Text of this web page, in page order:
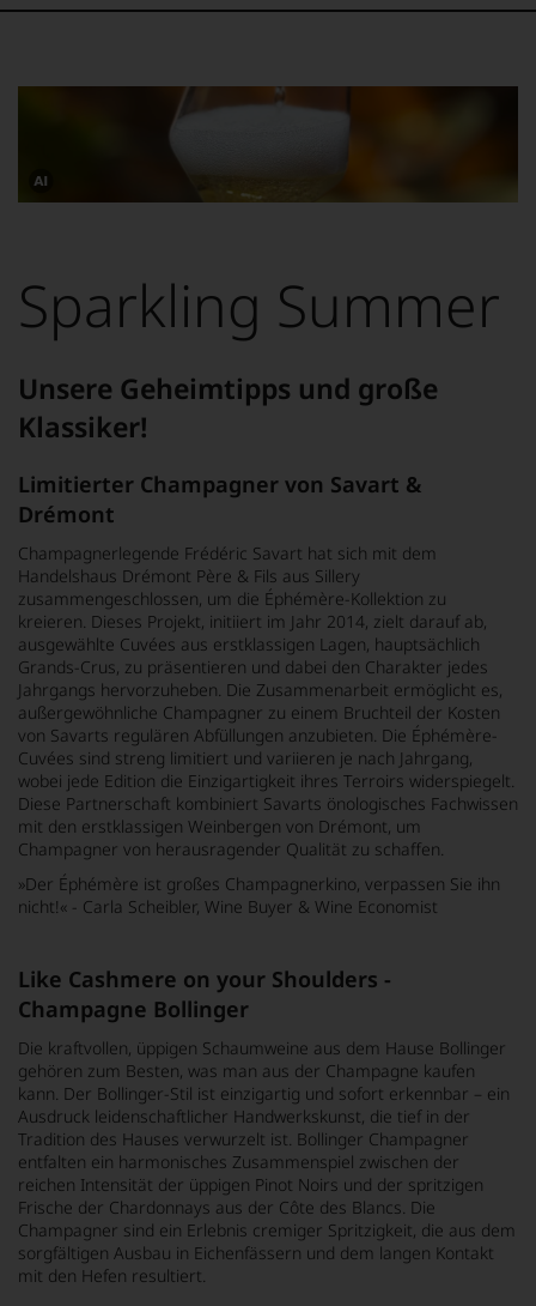
Dieses
KI
verändert.
Sparkling Summer
Unsere Geheimtipps und große
Klassiker!
Limitierter Champagner von Savart &
Drémont
Champagnerlegende Frédéric Savart hat sich mit dem
Handelshaus Drémont Père & Fils aus Sillery
zusammengeschlossen, um die Éphémère-Kollektion zu
kreieren. Dieses Projekt, initiiert im Jahr 2014, zielt darauf ab,
ausgewählte Cuvées aus erstklassigen Lagen, hauptsächlich
Grands-Crus, zu präsentieren und dabei den Charakter jedes
Jahrgangs hervorzuheben. Die Zusammenarbeit ermöglicht es,
außergewöhnliche Champagner zu einem Bruchteil der Kosten
von Savarts regulären Abfüllungen anzubieten. Die Éphémère-
Cuvées sind streng limitiert und variieren je nach Jahrgang,
wobei jede Edition die Einzigartigkeit ihres Terroirs widerspiegelt.
Diese Partnerschaft kombiniert Savarts önologisches Fachwissen
mit den erstklassigen Weinbergen von Drémont, um
Champagner von herausragender Qualität zu schaffen.
»Der Éphémère ist großes Champagnerkino, verpassen Sie ihn
nicht!« - Carla Scheibler, Wine Buyer & Wine Economist
Like Cashmere on your Shoulders -
Champagne Bollinger
Die kraftvollen, üppigen Schaumweine aus dem Hause Bollinger
gehören zum Besten, was man aus der Champagne kaufen
kann. Der Bollinger-Stil ist einzigartig und sofort erkennbar – ein
Ausdruck leidenschaftlicher Handwerkskunst, die tief in der
Tradition des Hauses verwurzelt ist. Bollinger Champagner
entfalten ein harmonisches Zusammenspiel zwischen der
reichen Intensität der üppigen Pinot Noirs und der spritzigen
Frische der Chardonnays aus der Côte des Blancs. Die
Champagner sind ein Erlebnis cremiger Spritzigkeit, die aus dem
sorgfältigen Ausbau in Eichenfässern und dem langen Kontakt
mit den Hefen resultiert.